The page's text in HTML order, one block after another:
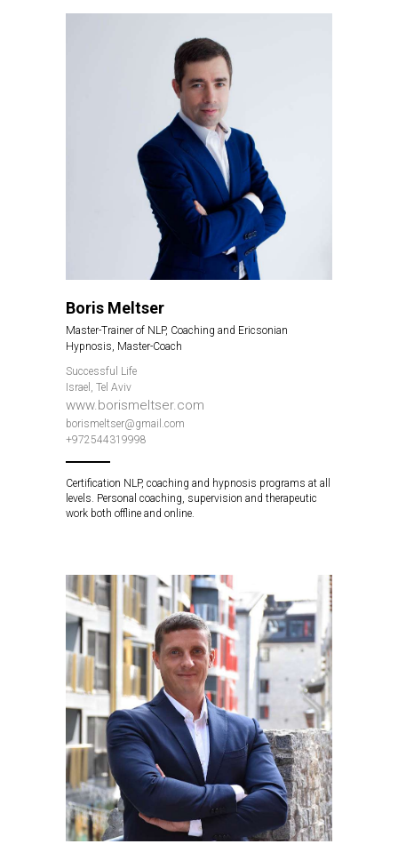
Boris Meltser
Master-Trainer of NLP, Coaching and Ericsonian
Hypnosis, Master-Coach
Successful Life
Israel, Tel Aviv
www.borismeltser.com
borismeltser@gmail.com
+972544319998
Certification NLP, coaching and hypnosis programs at all
levels. Personal coaching, supervision and therapeutic
work both offline and online.